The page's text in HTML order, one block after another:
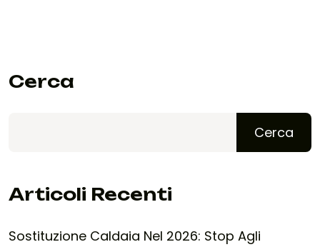
Cerca
Cerca
Articoli Recenti
Sostituzione Caldaia Nel 2026: Stop Agli